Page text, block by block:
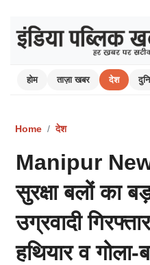
होम ताज़ा खबर देश
Home देश
Manipur
सुरक्षा बलों का
उग्रवादी
हथियार व गोला-